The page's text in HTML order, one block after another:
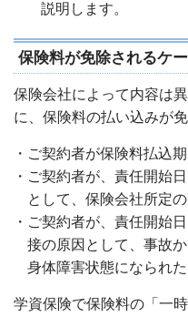
説明します。
保険料が免除されるケ
保険会社によって内容は
に、保険料の払い込みが免
・ご契約者が保険料払込
・ご契約者が、責任開始
として、保険会社所定
・ご契約者が、責任開始
接の原因として、事故
身体障害状態になられた
学資保険で保険料の「一